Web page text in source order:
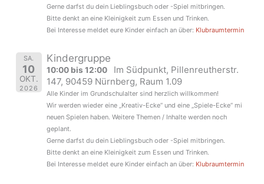
Gerne darfst du dein Lieblingsbuch oder -Spiel mitbringen.
Bitte denkt an eine Kleinigkeit zum Essen und Trinken.
Bei Interesse meldet eure Kinder einfach an über: Klubraumtermin
SA.
10
OKT.
2026
Kindergruppe
10:00 bis 12:00
Im Südpunkt, Pillenreutherstr.
147, 90459 Nürnberg, Raum 1.09
Alle Kinder im Grundschulalter sind herzlich willkommen!
Wir werden wieder eine „Kreativ-Ecke“ und eine „Spiele-Ecke“ mi
neuen Spielen haben. Weitere Themen / Inhalte werden noch
geplant.
Gerne darfst du dein Lieblingsbuch oder -Spiel mitbringen.
Bitte denkt an eine Kleinigkeit zum Essen und Trinken.
Bei Interesse meldet eure Kinder einfach an über: Klubraumtermin